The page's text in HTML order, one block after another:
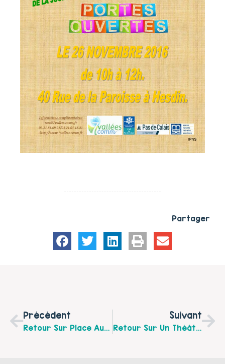
Partager
Précédent
Retour Sur Place Aux Jeux Du 23 Octobre 2016 À Berck-Sur-Mer
Suivant
Retour Sur Un Théâtre Débat Sur Le Thème Du Harcèlement, Le Vendredi 25 Novembre 2016 À L’école De Rombly